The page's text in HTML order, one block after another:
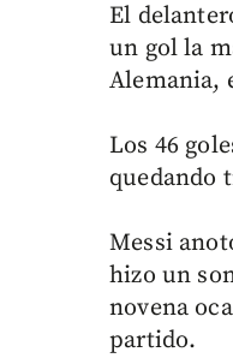
El
un gol la
Alemania,
Los 46
quedando
Messi
hizo un
novena
partido.